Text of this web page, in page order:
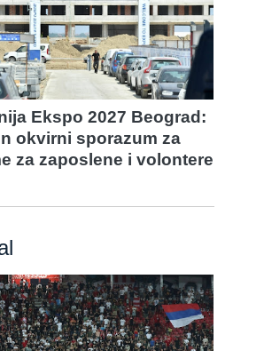
Ekspo 2027 Beograd:
okvirni sporazum za
za zaposlene i volontere